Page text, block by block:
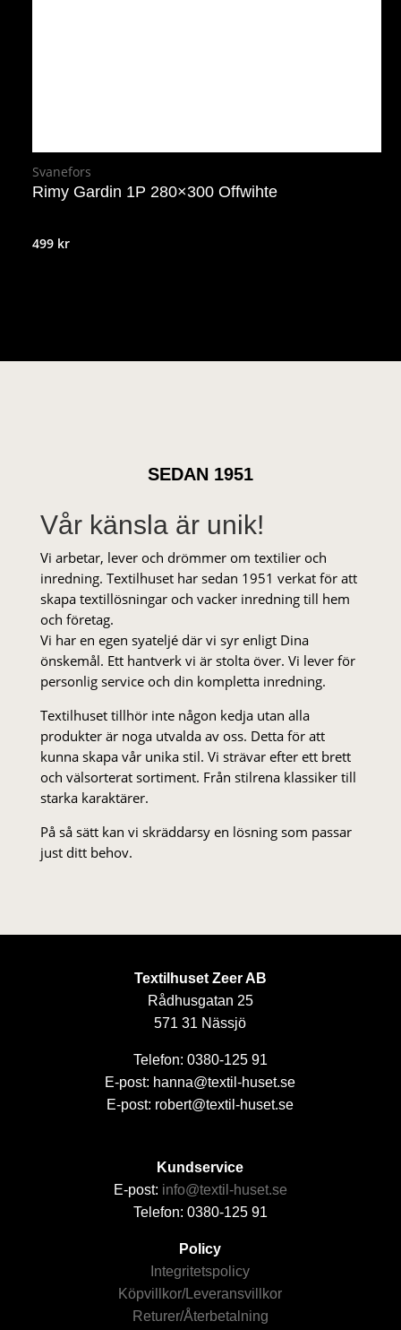
Svanefors
Rimy Gardin 1P 280×300 Offwihte
499 kr
SEDAN 1951
Vår känsla är unik!
Vi arbetar, lever och drömmer om textilier och
inredning. Textilhuset har sedan 1951 verkat för att
skapa textillösningar och vacker inredning till hem
och företag.
Vi har en egen syateljé där vi syr enligt Dina
önskemål. Ett hantverk vi är stolta över. Vi lever för
personlig service och din kompletta inredning.
Textilhuset tillhör inte någon kedja utan alla
produkter är noga utvalda av oss. Detta för att
kunna skapa vår unika stil. Vi strä­var efter ett brett
och välsorterat sor­ti­ment. Från stil­rena klas­siker till
starka karaktärer.
På så sätt kan vi skräddarsy en lösning som passar
just ditt behov.
Textilhuset Zeer AB
Rådhusgatan 25
571 31 Nässjö
Telefon: 0380-125 91
E-post: hanna@textil-huset.se
E-post: robert@textil-huset.se
Kundservice
E-post: info@textil-huset.se
Telefon: 0380-125 91
Policy
Integritetspolicy
Köpvillkor/Leveransvillkor
Returer/Återbetalning